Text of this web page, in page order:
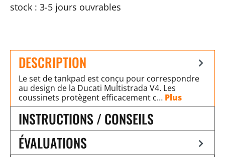
stock : 3-5 jours ouvrables
DESCRIPTION
Le set de tankpad est conçu pour correspondre
au design de la Ducati Multistrada V4. Les
coussinets protègent efficacement c… Plus
INSTRUCTIONS / CONSEILS
ÉVALUATIONS